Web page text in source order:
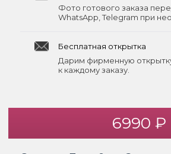
Фото готового заказа
WhatsApp, Telegram при
Бесплатная открытка
Дарим фирменную
к каждому заказу.
6990 ₽